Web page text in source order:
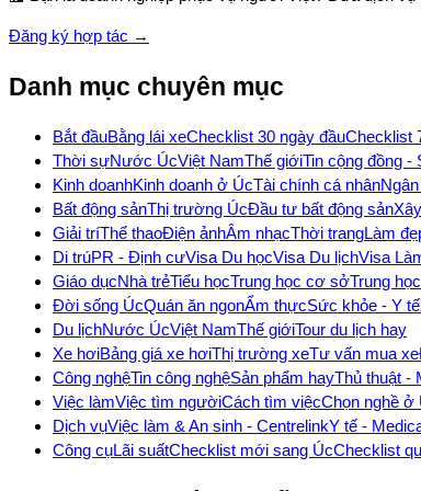
Đăng ký hợp tác →
Danh mục chuyên mục
Bắt đầuBằng lái xeChecklist 30 ngày đầuChecklist
Thời sựNước ÚcViệt NamThế giớiTin cộng đồng -
Kinh doanhKinh doanh ở ÚcTài chính cá nhân
Bất động sảnThị trường ÚcĐầu tư bất động sản
Giải tríThể thaoĐiện ảnhÂm nhạcThời trangLàm
Di trúPR - Định cưVisa Du họcVisa Du lịchVisa
Giáo dụcNhà trẻTiểu họcTrung học cơ sởTrung
Đời sống ÚcQuán ăn ngonẨm thựcSức khỏe - Y tế
Du lịchNước ÚcViệt NamThế giớiTour du lịch hay
Xe hơiBảng giá xe hơiThị trường xeTư vấn mua xe
Công nghệTin công nghệSản phẩm hayThủ thuật -
Việc làmViệc tìm ngườiCách tìm việcChọn nghề ở
Dịch vụViệc làm & An sinh - CentrelinkY tế -
Công cụLãi suấtChecklist mới sang ÚcChecklist